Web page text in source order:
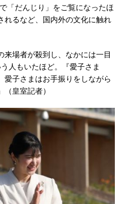
「だんじり」をご覧になったほ
れるなど、国内外の文化に触れ
来場者が殺到し、なかには一目
人もいたほど。『愛子さま
愛子さまはお手振りをしながら
皇室記者）